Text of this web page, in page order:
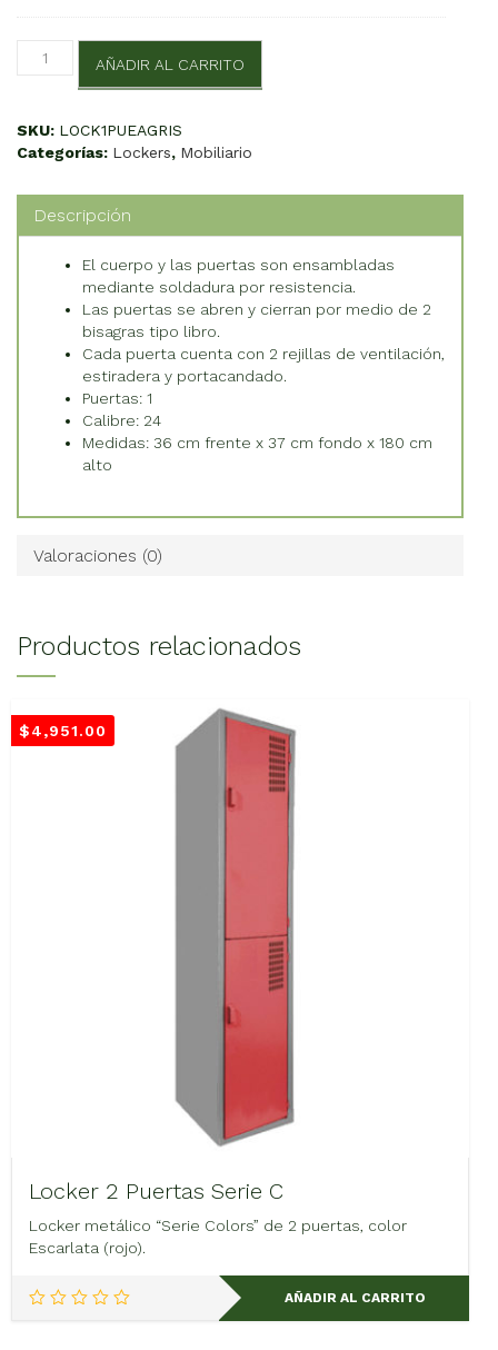
Locker
A
cantidad
AÑADIR AL CARRITO
SKU: LOCK1PUEAGRIS
Categorías: Lockers, Mobiliario
Descripción
El cuerpo y las puertas son ensambladas
mediante soldadura por resistencia.
Las puertas se abren y cierran por medio de 2
bisagras tipo libro.
Cada puerta cuenta con 2 rejillas de ventilación,
estiradera y portacandado.
Puertas: 1
Calibre: 24
Medidas: 36 cm frente x 37 cm fondo x 180 cm
alto
Valoraciones (0)
Productos relacionados
$4,951.00
Locker 2 Puertas Serie C
Locker metálico “Serie Colors” de 2 puertas, color
Escarlata (rojo).
AÑADIR AL CARRITO